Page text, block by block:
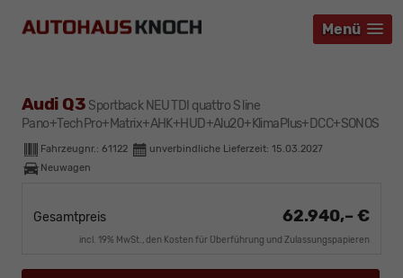
Menü
Menü
Menü
Audi Q3 Sportback NEU TDI quattro S line
Pano+TechPro+Matrix+AHK+HUD+Alu20+KlimaPlus+DCC+SONOS
Fahrzeugnr.: 61122 unverbindliche Lieferzeit: 15.03.2027
Neuwagen
Gesamtpreis 62.940,– €
incl. 19% MwSt., den Kosten für Überführung und Zulassungspapieren